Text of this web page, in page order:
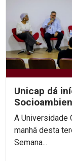
Unicap dá
climáticas e
A Universidade
manhã desta
Semana...